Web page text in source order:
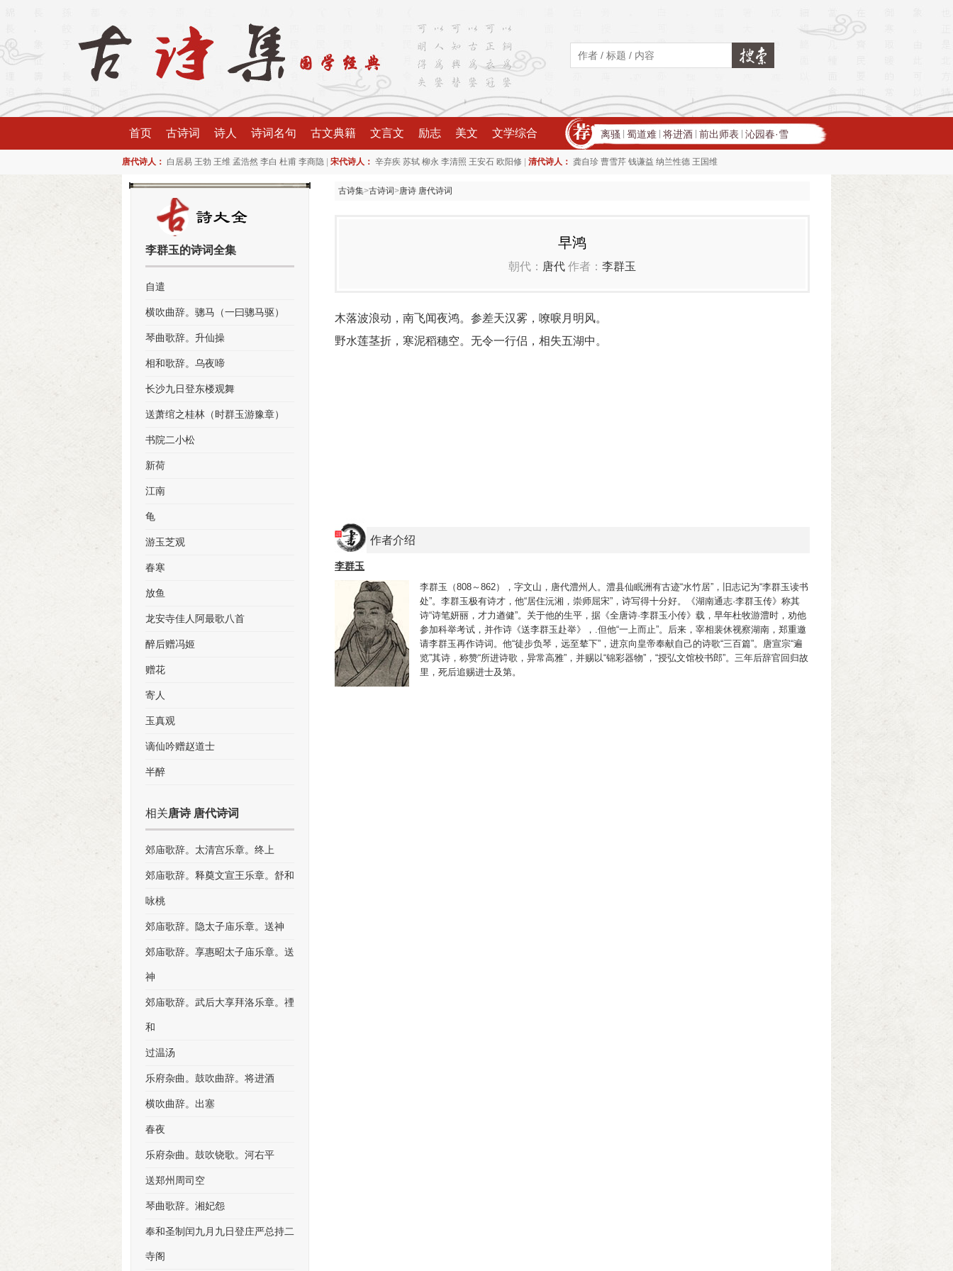
首页 古诗词 诗人 诗词名句 古文典籍 文言文 励志 美文 文学综合 离骚 蜀道难 将进酒 前出师表 沁园春·雪
唐代诗人： 白居易 王勃 王维 孟浩然 李白 杜甫 李商隐 宋代诗人： 辛弃疾 苏轼 柳永 李清照 王安石 欧阳修 清代诗人： 龚自珍 曹雪芹 钱谦益 纳兰性德 王国维
古诗集>古诗词>唐诗 唐代诗词
早鸿
朝代： 唐代 作者： 李群玉
木落波浪动，南飞闻夜鸿。参差天汉雾，嘹唳月明风。
野水莲茎折，寒泥稻穗空。无令一行侣，相失五湖中。
作者介绍
李群玉
李群玉（808～862），字文山，唐代澧州人。澧县仙眠洲有古迹“水竹居”，旧志记为“李群玉读书
处”。李群玉极有诗才，他“居住沅湘，崇师屈宋”，诗写得十分好。《湖南通志·李群玉传》称其
诗“诗笔妍丽，才力遒健”。关于他的生平，据《全唐诗·李群玉小传》载，早年杜牧游澧时，劝他
参加科举考试，并作诗《送李群玉赴举》，.但他“一上而止”。后来，宰相裴休视察湖南，郑重邀
请李群玉再作诗词。他“徒步负琴，远至辇下”，进京向皇帝奉献自己的诗歌“三百篇”。唐宣宗“遍
览”其诗，称赞“所进诗歌，异常高雅”，并赐以“锦彩器物”，“授弘文馆校书郎”。三年后辞官回归故
里，死后追赐进士及第。
李群玉的诗词全集
自遣
横吹曲辞。骢马（一曰骢马驱）
琴曲歌辞。升仙操
相和歌辞。乌夜啼
长沙九日登东楼观舞
送萧绾之桂林（时群玉游豫章）
书院二小松
新荷
江南
龟
游玉芝观
春寒
放鱼
龙安寺佳人阿最歌八首
醉后赠冯姬
赠花
寄人
玉真观
谪仙吟赠赵道士
半醉
相关唐诗 唐代诗词
郊庙歌辞。太清宫乐章。终上
郊庙歌辞。释奠文宣王乐章。舒和
咏桃
郊庙歌辞。隐太子庙乐章。送神
郊庙歌辞。享惠昭太子庙乐章。送
神
郊庙歌辞。武后大享拜洛乐章。禋
和
过温汤
乐府杂曲。鼓吹曲辞。将进酒
横吹曲辞。出塞
春夜
乐府杂曲。鼓吹铙歌。河右平
送郑州周司空
琴曲歌辞。湘妃怨
奉和圣制闰九月九日登庄严总持二
寺阁